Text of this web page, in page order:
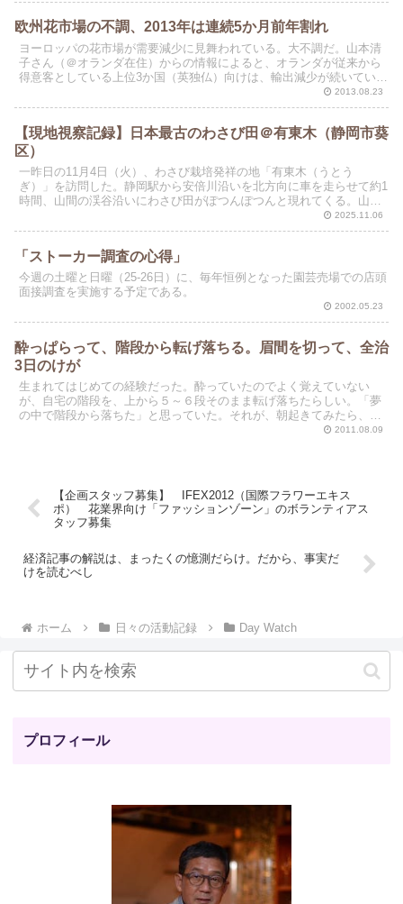
欧州花市場の不調、2013年は連続5か月前年割れ
ヨーロッパの花市場が需要減少に見舞われている。大不調だ。山本清
子さん（＠オランダ在住）からの情報によると、オランダが従来から
得意客としている上位3か国（英独仏）向けは、輸出減少が続いてい
る。来月、わたしたちJFMAがツアーで訪れるロシア向け... 2013.08.23
【現地視察記録】日本最古のわさび田＠有東木（静岡市葵
区）
一昨日の11月4日（火）、わさび栽培発祥の地「有東木（うとう
ぎ）」を訪問した。静岡駅から安倍川沿いを北方向に車を走らせて約1
時間、山間の渓谷沿いにわさび田がぽつんぽつんと現れてくる。山沿
いのもっと奥の場所、標高600メートルの沢沿いに、訪問... 2025.11.06
「ストーカー調査の心得」
今週の土曜と日曜（25-26日）に、毎年恒例となった園芸売場での店頭
面接調査を実施する予定である。
2002.05.23
酔っぱらって、階段から転げ落ちる。眉間を切って、全治
3日のけが
生まれてはじめての経験だった。酔っていたのでよく覚えていない
が、自宅の階段を、上から５～６段そのまま転げ落ちたらしい。「夢
の中で階段から落ちた」と思っていた。それが、朝起きてみたら、ほ
んとうに怪我をしていた。左の眉間が切れて、ほお骨を軽く打...2011.08.09
【企画スタッフ募集】 IFEX2012（国際フラワーエキス
ポ） 花業界向け「ファッションゾーン」のボランティアス
タッフ募集
経済記事の解説は、まったくの憶測だらけ。だから、事実だ
けを読むべし
ホーム 日々の活動記録 Day Watch
プロフィール